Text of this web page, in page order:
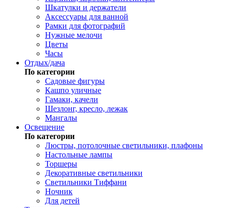
Шкатулки и держатели
Аксессуары для ванной
Рамки для фотографий
Нужные мелочи
Цветы
Часы
Отдых/дача
По категории
Садовые фигуры
Кашпо уличные
Гамаки, качели
Шезлонг, кресло, лежак
Мангалы
Освещение
По категории
Люстры, потолочные светильники, плафоны
Настольные лампы
Торшеры
Декоративные светильники
Светильники Тиффани
Ночник
Для детей